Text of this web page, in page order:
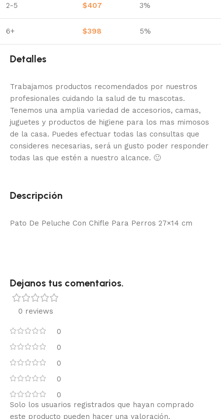
2-5 $407 3%
6+ $398 5%
Detalles
Trabajamos productos recomendados por nuestros
profesionales cuidando la salud de tu mascotas.
Tenemos una amplia variedad de accesorios, camas,
juguetes y productos de higiene para los mas mimosos
de la casa. Puedes efectuar todas las consultas que
consideres necesarias, será un gusto poder responder
todas las que estén a nuestro alcance. 🙂
Descripción
Pato De Peluche Con Chifle Para Perros 27×14 cm
Dejanos tus comentarios.
0 reviews
0
0
0
0
0
Solo los usuarios registrados que hayan comprado
este producto pueden hacer una valoración.